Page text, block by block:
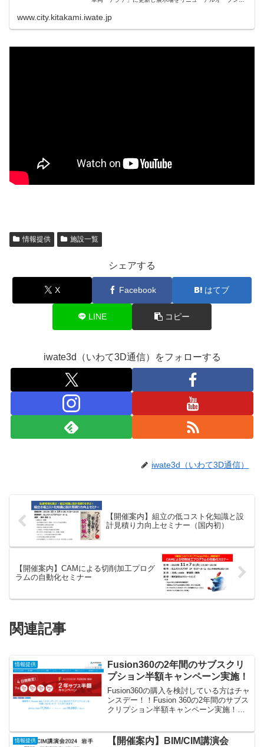
ので、ぜひお越しください。実物の自動車部品を見て、触
ることができる、岩手県内唯一の展示場です。分解作業中
くり技術のすばらしさを知ることができます。
www.city.kitakami.iwate.jp
情報提供 施設一覧
シェアする
X Facebook はてブ
LINE コピー
iwate3d（いわて3D通信）をフォローする
iwate3d（いわて3D通信）
【開催案内】組立の低コスト化知識と設
計見積り力向上セミナー（国内初）
【開催案内】CAMによる切削加工プログ
ラムの自動化セミナー
関連記事
情報提供
Fusion360の2年間のサブスクリ
プション半額キャンペーン実施！
Fusion360の購入を検討している方はチャ
ンスデー！！Fusion 360の2年間のサブス
クリプション半額キャンペーン実施！最
間の新規サブス...
情報提供
【開催案内】BIM/CIM講演会